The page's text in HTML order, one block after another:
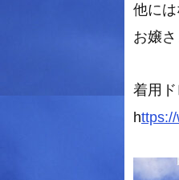
他に
お嬢
着用ド
h